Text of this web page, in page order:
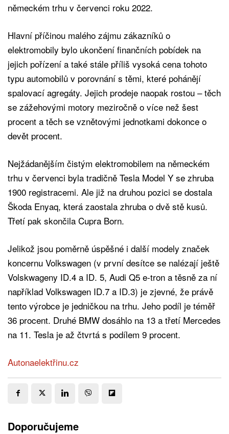
německém trhu v červenci roku 2022.
Hlavní příčinou malého zájmu zákazníků o
elektromobily bylo ukončení finančních pobídek na
jejich pořízení a také stále příliš vysoká cena tohoto
typu automobilů v porovnání s těmi, které pohánějí
spalovací agregáty. Jejich prodeje naopak rostou – těch
se zážehovými motory meziročně o více než šest
procent a těch se vznětovými jednotkami dokonce o
devět procent.
Nejžádanějším čistým elektromobilem na německém
trhu v červenci byla tradičně Tesla Model Y se zhruba
1900 registracemi. Ale již na druhou pozici se dostala
Škoda Enyaq, která zaostala zhruba o dvě stě kusů.
Třetí pak skončila Cupra Born.
Jelikož jsou poměrně úspěšné i další modely značek
koncernu Volkswagen (v první desítce se nalézají ještě
Volskwageny ID.4 a ID. 5, Audi Q5 e-tron a těsně za ní
například Volkswagen ID.7 a ID.3) je zjevné, že právě
tento výrobce je jedničkou na trhu. Jeho podíl je téměř
36 procent. Druhé BMW dosáhlo na 13 a třetí Mercedes
na 11. Tesla je až čtvrtá s podílem 9 procent.
Autonaelektřinu.cz
Doporučujeme